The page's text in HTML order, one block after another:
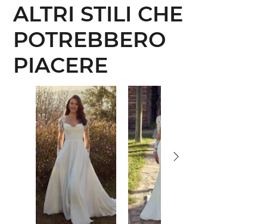
ALTRI STILI CHE
POTREBBERO
PIACERE